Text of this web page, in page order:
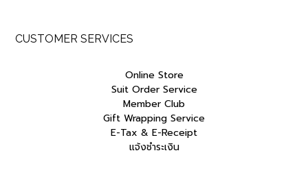
CUSTOMER SERVICES
Online Store
Suit Order Service
Member Club
Gift Wrapping Service
E-Tax & E-Receipt
แจ้งชำระเงิน